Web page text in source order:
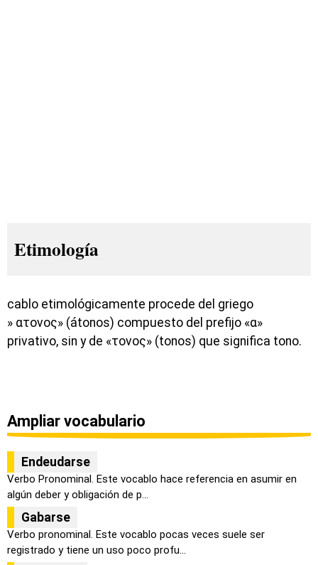
Etimología
cablo etimológicamente procede del griego
» ατονος» (átonos) compuesto del prefijo «α»
privativo, sin y de «τονος» (tonos) que significa tono.
Ampliar vocabulario
Endeudarse
Verbo Pronominal. Este vocablo hace referencia en asumir en
algún deber y obligación de p...
Gabarse
Verbo pronominal. Este vocablo pocas veces suele ser
registrado y tiene un uso poco profu...